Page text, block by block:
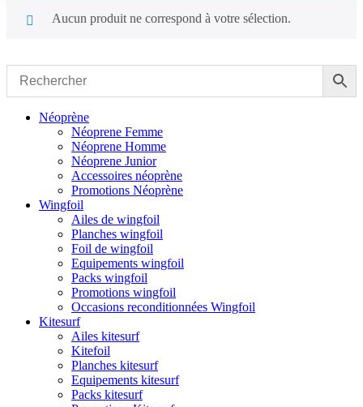
Aucun produit ne correspond à votre sélection.
Menu
Néoprène
Néoprene Femme
Néoprene Homme
Néoprene Junior
Accessoires néoprène
Promotions Néoprène
Wingfoil
Ailes de wingfoil
Planches wingfoil
Foil de wingfoil
Equipements wingfoil
Packs wingfoil
Promotions wingfoil
Occasions reconditionnées Wingfoil
Kitesurf
Ailes kitesurf
Kitefoil
Planches kitesurf
Equipements kitesurf
Packs kitesurf